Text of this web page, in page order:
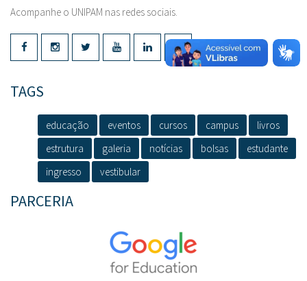
Acompanhe o UNIPAM nas redes sociais.
TAGS
educação eventos cursos campus
livros
estrutura
galeria notícias bolsas
estudante
ingresso
vestibular
PARCERIA